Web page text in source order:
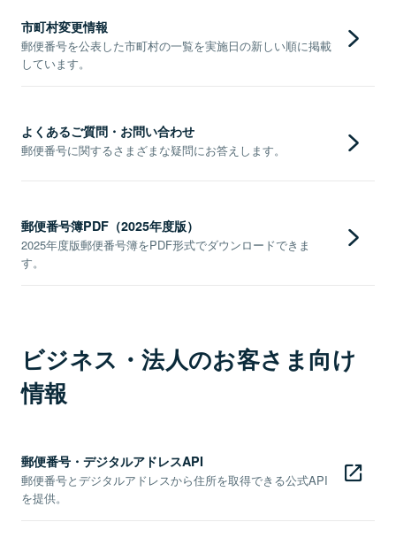
市町村変更情報
郵便番号を公表した市町村の一覧を実施日の新しい順に掲載
しています。
よくあるご質問・お問い合わせ
郵便番号に関するさまざまな疑問にお答えします。
郵便番号簿PDF（2025年度版）
2025年度版郵便番号簿をPDF形式でダウンロードできま
す。
ビジネス・法人のお客さま向け
情報
郵便番号・デジタルアドレスAPI
郵便番号とデジタルアドレスから住所を取得できる公式API
を提供。